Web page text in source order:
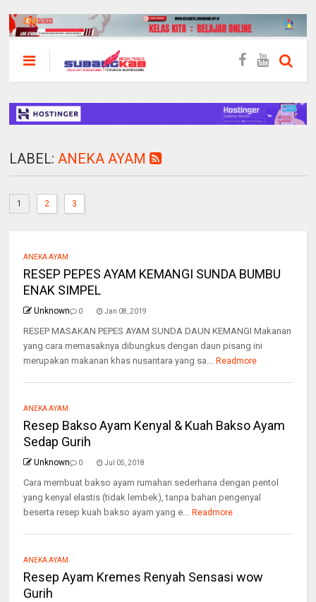
LABEL:ANEKA AYAM
1 2 3
ANEKA AYAM
RESEP PEPES AYAM KEMANGI SUNDA BUMBU
ENAK SIMPEL
Unknown 0 Jan 08, 2019
RESEP MASAKAN PEPES AYAM SUNDA DAUN KEMANGI Makanan
yang cara memasaknya dibungkus dengan daun pisang ini
merupakan makanan khas nusantara yang sa... Readmore
ANEKA AYAM
Resep Bakso Ayam Kenyal & Kuah Bakso Ayam
Sedap Gurih
Unknown 0 Jul 05, 2018
Cara membuat bakso ayam rumahan sederhana dengan pentol
yang kenyal elastis (tidak lembek), tanpa bahan pengenyal
beserta resep kuah bakso ayam yang e... Readmore
ANEKA AYAM
Resep Ayam Kremes Renyah Sensasi wow
Gurih